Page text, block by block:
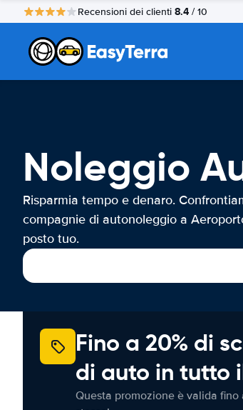
Recensioni dei clienti 8.4 / 10
Noleggio
Risparmia tempo e denaro.
compagnie di autonoleggio a
posto tuo.
Fino a 20% di
di auto in tutto
Questa promozione è valida